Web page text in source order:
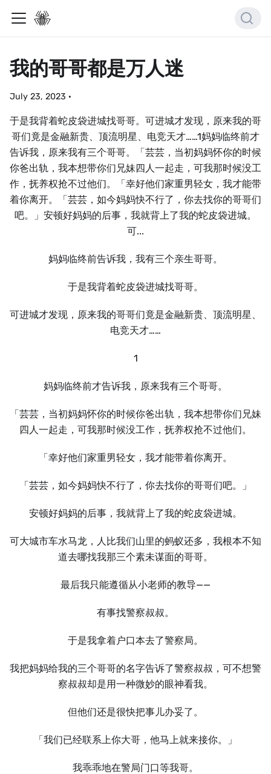
我的哥哥都是万人迷
July 23, 2023 ·
于是我背着蛇皮袋进城找哥哥。可进城才发现，原来我的哥
哥们竟是金融新贵、顶流明星、电竞天才……1妈妈临终前才
告诉我，原来我有三个哥哥。「芸芸，当初妈妈怀你的时候
你爸出轨，我本想带你们兄妹四人一起走，可我那时候没工
作，抚养权抢不过他们。「幸好他们家重男轻女，我才能带
着你离开。「芸芸，如今妈妈快不行了，你去找你的哥哥们
吧。」安顿好妈妈的后事，我就背上了我的蛇皮袋进城。
可...
妈妈临终前告诉我，我有三个亲生哥哥。
于是我背着蛇皮袋进城找哥哥。
可进城才发现，原来我的哥哥们竟是金融新贵、顶流明星、
电竞天才……
1
妈妈临终前才告诉我，原来我有三个哥哥。
「芸芸，当初妈妈怀你的时候你爸出轨，我本想带你们兄妹
四人一起走，可我那时候没工作，抚养权抢不过他们。
「幸好他们家重男轻女，我才能带着你离开。
「芸芸，如今妈妈快不行了，你去找你的哥哥们吧。」
安顿好妈妈的后事，我就背上了我的蛇皮袋进城。
可大城市车水马龙，人比我们山里的蚂蚁还多，我根本不知
道去哪找我那三个素未谋面的哥哥。
最后我只能遵循从小老师的教导——
有事找警察叔叔。
于是我拿着户口本去了警察局。
我把妈妈给我的三个哥哥的名字告诉了警察叔叔，可不想警
察叔叔却是用一种微妙的眼神看我。
但他们还是很快把事儿办妥了。
「我们已经联系上你大哥，他马上就来接你。」
我乖乖地在警局门口等我哥。